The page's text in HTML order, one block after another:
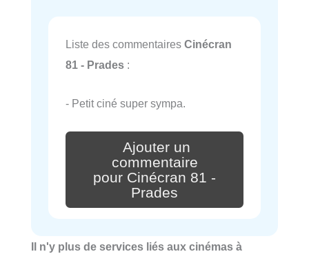
Liste des commentaires Cinécran
81 - Prades :
- Petit ciné super sympa.
Ajouter un
commentaire
pour Cinécran 81 -
Prades
Il n'y plus de services liés aux cinémas à